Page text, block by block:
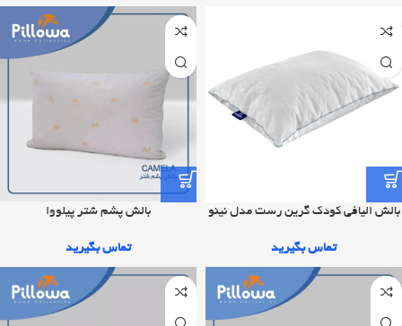
بالش الیافی کودک گرین رست مدل نینو
تماس بگیرید
بالش پشم شتر پیلووا
تماس بگیرید